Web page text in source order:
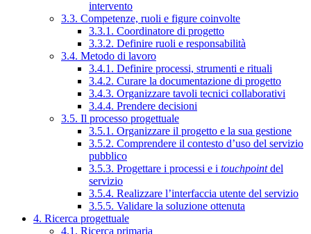
intervento
3.3. Competenze, ruoli e figure coinvolte
3.3.1. Coordinatore di progetto
3.3.2. Definire ruoli e responsabilità
3.4. Metodo di lavoro
3.4.1. Definire processi, strumenti e rituali
3.4.2. Curare la documentazione di progetto
3.4.3. Organizzare tavoli tecnici collaborativi
3.4.4. Prendere decisioni
3.5. Il processo progettuale
3.5.1. Organizzare il progetto e la sua gestione
3.5.2. Comprendere il contesto d’uso del servizio
pubblico
3.5.3. Progettare i processi e i touchpointdel
servizio
3.5.4. Realizzare l’interfaccia utente del servizio
3.5.5. Validare la soluzione ottenuta
4. Ricerca progettuale
4.1. Ricerca primaria